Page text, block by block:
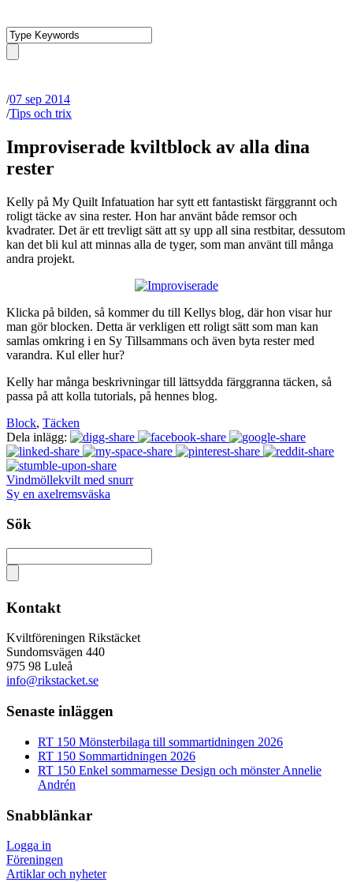
/07 sep 2014
/Tips och trix
Improviserade kviltblock av alla dina
rester
Kelly på My Quilt Infatuation har sytt ett fantastiskt färggrannt och
roligt täcke av sina rester. Hon har använt både remsor och
kvadrater. Det är ett trevligt sätt att sy upp all sina restbitar, dessutom
kan det bli kul att minnas alla de tyger, som man använt till många
andra projekt.
Klicka på bilden, så kommer du till Kellys blog, där hon visar hur
man gör blocken. Detta är verkligen ett roligt sätt som man kan
samlas omkring i en Sy Tillsammans och även byta rester med
varandra. Kul eller hur?
Kelly har många beskrivningar till lättsydda färggranna täcken, så
passa på att kolla tutorials, på hennes blog.
Block, Täcken
Dela inlägg:
Vindmöllekvilt med snurr
Sy en axelremsväska
Sök
Kontakt
Kviltföreningen Rikstäcket
Sundomsvägen 440
975 98 Luleå
info@rikstacket.se
Senaste inläggen
RT 150 Mönsterbilaga till sommartidningen 2026
RT 150 Sommartidningen 2026
RT 150 Enkel sommarnesse Design och mönster Annelie
Andrén
Snabblänkar
Logga in
Föreningen
Artiklar och nyheter